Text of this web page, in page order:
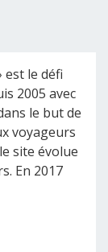
le défi
2005 avec
le but de
voyageurs
site évolue
En 2017